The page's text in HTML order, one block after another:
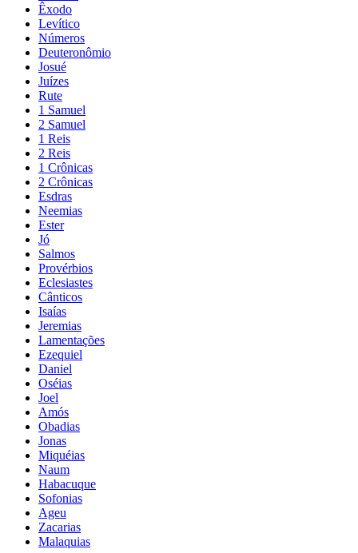
Êxodo
Levítico
Números
Deuteronômio
Josué
Juízes
Rute
1 Samuel
2 Samuel
1 Reis
2 Reis
1 Crônicas
2 Crônicas
Esdras
Neemias
Ester
Jó
Salmos
Provérbios
Eclesiastes
Cânticos
Isaías
Jeremias
Lamentações
Ezequiel
Daniel
Oséias
Joel
Amós
Obadias
Jonas
Miquéias
Naum
Habacuque
Sofonias
Ageu
Zacarias
Malaquias